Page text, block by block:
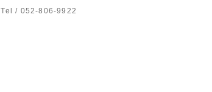
Tel / 052-806-9922